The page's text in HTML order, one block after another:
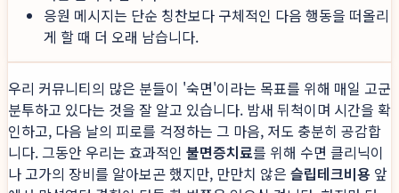
응원 메시지는 단순 칭찬보다 구체적인 다음 행동을 떠올리
게 할 때 더 오래 남습니다.
우리 커뮤니티의 많은 분들이 '숙면'이라는 목표를 위해 매일 고군
분투하고 있다는 것을 잘 알고 있습니다. 밤새 뒤척이며 시간을 확
인하고, 다음 날의 피로를 걱정하는 그 마음, 저도 충분히 공감합
니다. 그동안 우리는 효과적인 불면증치료를 위해 수면 클리닉이
나 고가의 장비를 알아보곤 했지만, 만만치 않은 슬립테크비용 앞